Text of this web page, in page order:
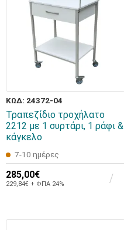
ΚΩΔ: 24372-04
Τραπεζίδιο τροχήλατο
2212 με 1 συρτάρι, 1 ράφι &
κάγκελο
7-10 ημέρες
285,00€
229,84€ + ΦΠΑ 24%